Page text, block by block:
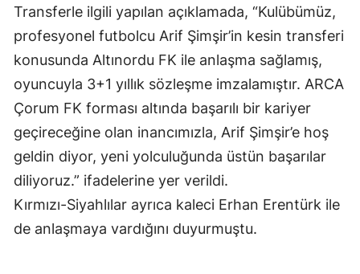
Giresun
Gümüşhane
Hakkari
Hatay
Isparta
İstanbul
Transferle ilgili yapılan açıklamada, “Kulübümüz,
profesyonel futbolcu Arif Şimşir’in kesin transferi
konusunda Altınordu FK ile anlaşma sağlamış,
oyuncuyla 3+1 yıllık sözleşme imzalamıştır. ARCA
Çorum FK forması altında başarılı bir kariyer
geçireceğine olan inancımızla, Arif Şimşir’e hoş
geldin diyor, yeni yolculuğunda üstün başarılar
diliyoruz.” ifadelerine yer verildi.
Kırmızı-Siyahlılar ayrıca kaleci Erhan Erentürk ile
de anlaşmaya vardığını duyurmuştu.